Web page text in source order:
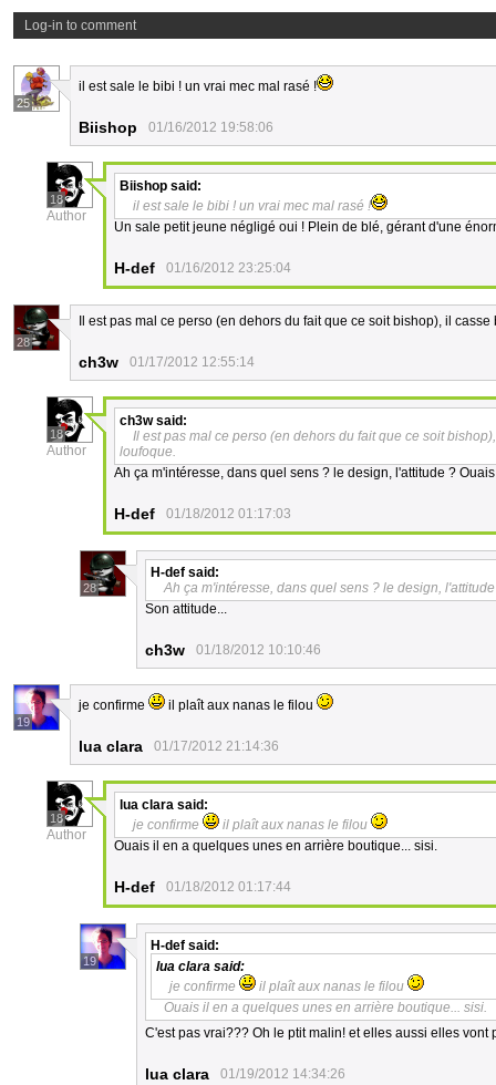
Log-in to comment
25
il est sale le bibi ! un vrai mec mal rasé !
Biishop 01/16/2012 19:58:06
18
Author
Biishop said:
il est sale le bibi ! un vrai mec mal rasé !
Un sale petit jeune négligé oui ! Plein de blé, gérant d'une
H-def 01/16/2012 23:25:04
28
Il est pas mal ce perso (en dehors du fait que ce soit bishop), il
ch3w 01/17/2012 12:55:14
18
Author
ch3wsaid:
Il est pas mal ce perso (en dehors du fait que ce soit
loufoque.
Ah ça m'intéresse, dans quel sens ? le design, l'attitude ?
H-def 01/18/2012 01:17:03
28
H-def said:
Ah ça m'intéresse, dans quel sens ? le design,
Son attitude...
ch3w 01/18/2012 10:10:46
19
je confirme il plaît aux nanas le filou
lua clara 01/17/2012 21:14:36
18
Author
lua clara said:
je confirme
il plaît aux nanas le filou
Ouais il en a quelques unes en arrière boutique... sisi.
H-def 01/18/2012 01:17:44
19
H-def said:
lua clara said:
je confirme
il plaît aux nanas le filou
Ouais il en a quelques unes en arrière boutique... sisi.
C'est pas vrai??? Oh le ptit malin! et elles aussi elles vont
lua clara 01/19/2012 14:34:26